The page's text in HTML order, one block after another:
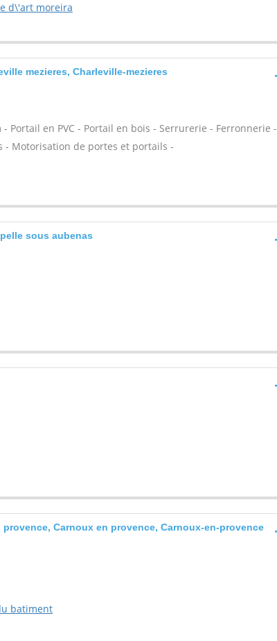
d\'art moreira
mezieres, Charleville-mezieres
en PVC - Portail en bois - Serrurerie - Ferronnerie -
- Motorisation de portes et portails -
sous aubenas
Carnoux en provence, Carnoux-en-provence
batiment